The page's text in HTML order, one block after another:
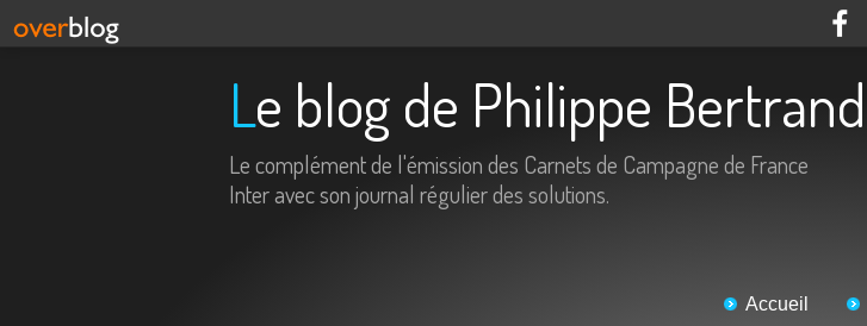
Le blog de Philippe Bertrand
Le complément de l'émission des Carnets de Campagne de France
Inter avec son journal régulier des solutions.
Accueil